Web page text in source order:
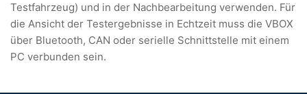
Testfahrzeug) und in der Nachbearbeitung verwenden. Für
die Ansicht der Testergebnisse in Echtzeit muss die VBOX
über Bluetooth, CAN oder serielle Schnittstelle mit einem
PC verbunden sein.